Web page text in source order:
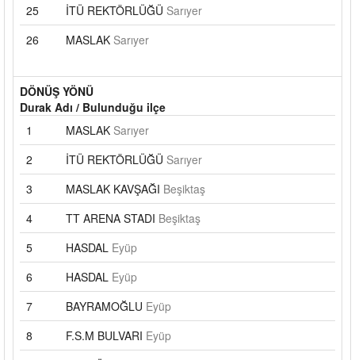
25
İTÜ REKTÖRLÜĞÜ Sarıyer
26
MASLAK Sarıyer
DÖNÜŞ YÖNÜ
Durak Adı / Bulunduğu ilçe
1
MASLAK Sarıyer
2
İTÜ REKTÖRLÜĞÜ Sarıyer
3
MASLAK KAVŞAĞI Beşiktaş
4
TT ARENA STADI Beşiktaş
5
HASDAL Eyüp
6
HASDAL Eyüp
7
BAYRAMOĞLU Eyüp
8
F.S.M BULVARI Eyüp